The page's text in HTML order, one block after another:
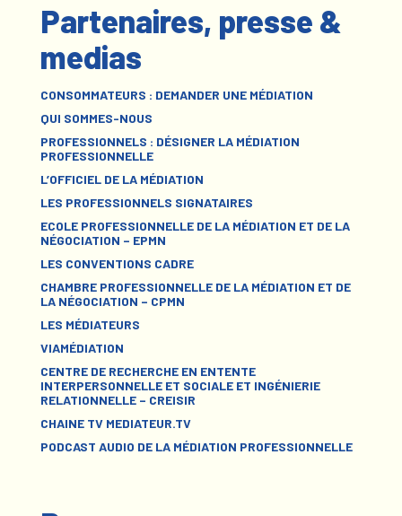
Partenaires, presse &
medias
CONSOMMATEURS : DEMANDER UNE MÉDIATION
QUI SOMMES-NOUS
PROFESSIONNELS : DÉSIGNER LA MÉDIATION
PROFESSIONNELLE
L’OFFICIEL DE LA MÉDIATION
LES PROFESSIONNELS SIGNATAIRES
ECOLE PROFESSIONNELLE DE LA MÉDIATION ET DE LA
NÉGOCIATION – EPMN
LES CONVENTIONS CADRE
CHAMBRE PROFESSIONNELLE DE LA MÉDIATION ET DE
LA NÉGOCIATION – CPMN
LES MÉDIATEURS
VIAMÉDIATION
CENTRE DE RECHERCHE EN ENTENTE
INTERPERSONNELLE ET SOCIALE ET INGÉNIERIE
RELATIONNELLE – CREISIR
CHAINE TV MEDIATEUR.TV
PODCAST AUDIO DE LA MÉDIATION PROFESSIONNELLE